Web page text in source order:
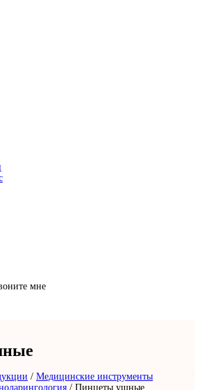
мне
/ Медицинские инструменты
/ Пинцеты ушные